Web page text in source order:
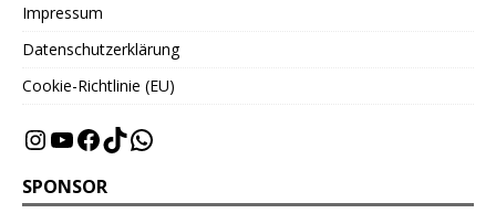
Impressum
Datenschutzerklärung
Cookie-Richtlinie (EU)
SPONSOR